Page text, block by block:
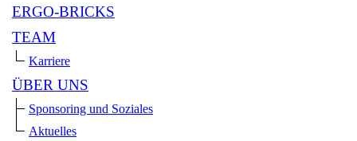
ERGO-BRICKS
TEAM
Karriere
ÜBER UNS
Sponsoring und Soziales
Aktuelles